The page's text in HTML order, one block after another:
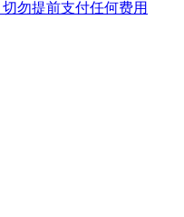
勿提前支付任何费用